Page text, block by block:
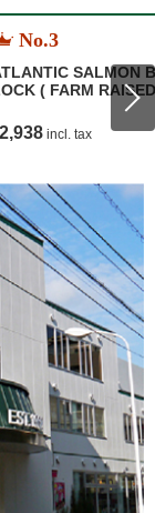
No.3
SALMON B
( FARM RAISED
2,938 incl. tax